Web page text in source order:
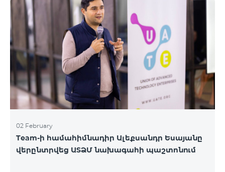
ցանց», «Բիզնես-ակտիվ», «Էքսկլյուզիվ Բիզնես»,
«Լավագույն գործընկեր»
02 February
Team-ի համահիմնադիր Ալեքսանդր Եսայանը
վերընտրվեց ԱՏՁՄ նախագահի պաշտոնում